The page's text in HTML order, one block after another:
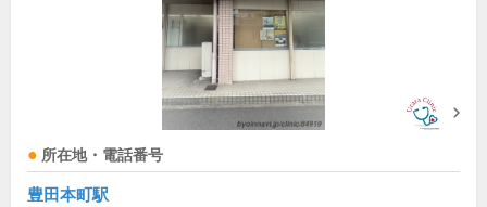
所在地・電話番号
豊田本町駅